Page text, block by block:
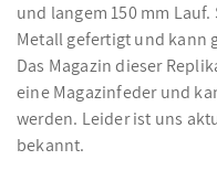
und langem 150 mm
Metall gefertigt und kann
Das Magazin dieser
eine Magazinfeder und
werden. Leider ist uns
bekannt.